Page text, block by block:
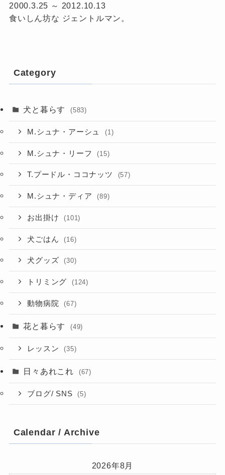
2000.3.25 ～ 2012.10.13
食いしん坊な ジェントルマン。
Category
犬と暮らす (583)
M.シュナ・アーシュ (1)
M.シュナ・リーフ (15)
T.プードル・ココナッツ (57)
M.シュナ・ディア (89)
お出掛け (101)
犬ごはん (16)
犬グッズ (30)
トリミング (124)
動物病院 (67)
花と暮らす (49)
レッスン (35)
日々あれこれ (67)
ブログ/ SNS (5)
Calendar / Archive
2026年8月